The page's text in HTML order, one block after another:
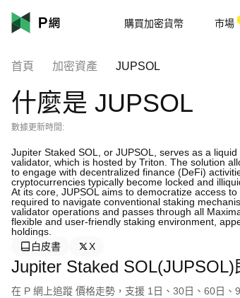
購買加密貨幣 市場
首頁 加密資產 JUPSOL
什麼是 JUPSOL
數據更新時間:
Jupiter Staked SOL, or JUPSOL, serves as a
validator, which is hosted by Triton. The solution
to engage with decentralized finance (DeFi)
cryptocurrencies typically become locked and
At its core, JUPSOL aims to democratize access
required to navigate conventional staking
validator operations and passes through all
flexible and user-friendly staking environment,
holdings.
白皮書
X
Jupiter Staked SOL(JUPSOL)
在 P 網上追蹤 價格走勢，支援 1日、30日、60日、